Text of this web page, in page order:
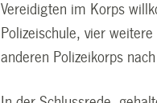
Vereidigten im Korps
Polizeischule, vier
anderen Polizeikorps